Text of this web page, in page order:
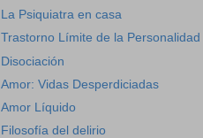
La Psiquiatra en casa
Trastorno Límite de la Personalidad
Disociación
Amor: Vidas Desperdiciadas
Amor Líquido
Filosofía del delirio